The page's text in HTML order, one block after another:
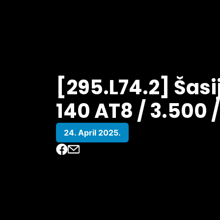
[295.L74.2]
140 AT8 / 3.500
24. April 2025.